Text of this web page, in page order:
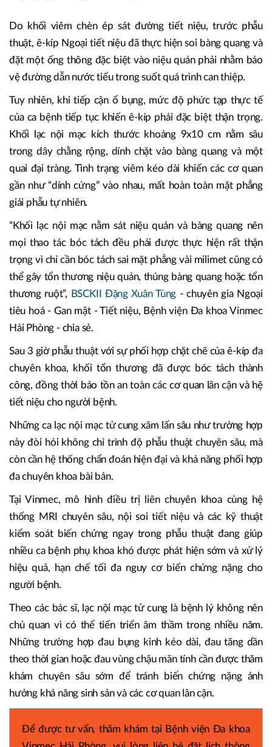
Do khối viêm chèn ép sát đường tiết niệu, trước phẫu
thuật, ê-kíp Ngoại tiết niệu đã thực hiện soi bàng quang và
đặt một ống thông đặc biệt vào niệu quản phải nhằm bảo
vệ đường dẫn nước tiểu trong suốt quá trình can thiệp.
Tuy nhiên, khi tiếp cận ổ bụng, mức độ phức tạp thực tế
của ca bệnh tiếp tục khiến ê-kíp phải đặc biệt thận trọng.
Khối lạc nội mạc kích thước khoảng 9x10 cm nằm sâu
trong dây chằng rộng, dính chặt vào bàng quang và một
quai đại tràng. Tình trạng viêm kéo dài khiến các cơ quan
gần như “dính cứng” vào nhau, mất hoàn toàn mặt phẳng
giải phẫu tự nhiên.
“Khối lạc nội mạc nằm sát niệu quản và bàng quang nên
mọi thao tác bóc tách đều phải được thực hiện rất thận
trọng vì chỉ cần bóc tách sai mặt phẳng vài milimet cũng có
thể gây tổn thương niệu quản, thủng bàng quang hoặc tổn
thương ruột”, BSCKII Đặng Xuân Tùng - chuyên gia Ngoại
tiêu hoá - Gan mật - Tiết niệu, Bệnh viện Đa khoa Vinmec
Hải Phòng - chia sẻ.
Sau 3 giờ phẫu thuật với sự phối hợp chặt chẽ của ê-kíp đa
chuyên khoa, khối tổn thương đã được bóc tách thành
công, đồng thời bảo tồn an toàn các cơ quan lân cận và hệ
tiết niệu cho người bệnh.
Những ca lạc nội mạc tử cung xâm lấn sâu như trường hợp
này đòi hỏi không chỉ trình độ phẫu thuật chuyên sâu, mà
còn cần hệ thống chẩn đoán hiện đại và khả năng phối hợp
đa chuyên khoa bài bản.
Tại Vinmec, mô hình điều trị liên chuyên khoa cùng hệ
thống MRI chuyên sâu, nội soi tiết niệu và các kỹ thuật
kiểm soát biến chứng ngay trong phẫu thuật đang giúp
nhiều ca bệnh phụ khoa khó được phát hiện sớm và xử lý
hiệu quả, hạn chế tối đa nguy cơ biến chứng nặng cho
người bệnh.
Theo các bác sĩ, lạc nội mạc tử cung là bệnh lý không nên
chủ quan vì có thể tiến triển âm thầm trong nhiều năm.
Những trường hợp đau bụng kinh kéo dài, đau tăng dần
theo thời gian hoặc đau vùng chậu mãn tính cần được thăm
khám chuyên sâu sớm để tránh biến chứng nặng ảnh
hưởng khả năng sinh sản và các cơ quan lân cận.
Để được tư vấn, thăm khám tại Bệnh viện Đa khoa